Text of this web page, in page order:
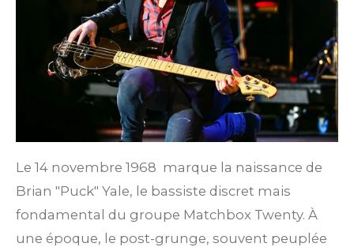
Le 14 novembre 1968 marque la naissance de
Brian "Puck" Yale, le bassiste discret mais
fondamental du groupe Matchbox Twenty. À
une époque, le post-grunge, souvent peuplée